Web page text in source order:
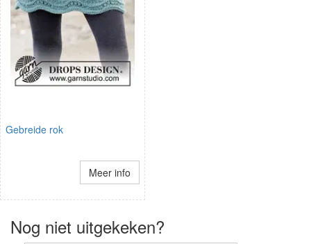
Gebreide rok
Meer info
Nog niet uitgekeken?